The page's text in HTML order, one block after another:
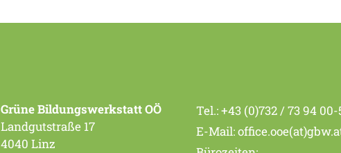
Grüne Bildungswerkstatt OÖ
Landgutstraße 17
4040 Linz
Tel.:+43 (0)732 / 73 94 00-
E-Mail: